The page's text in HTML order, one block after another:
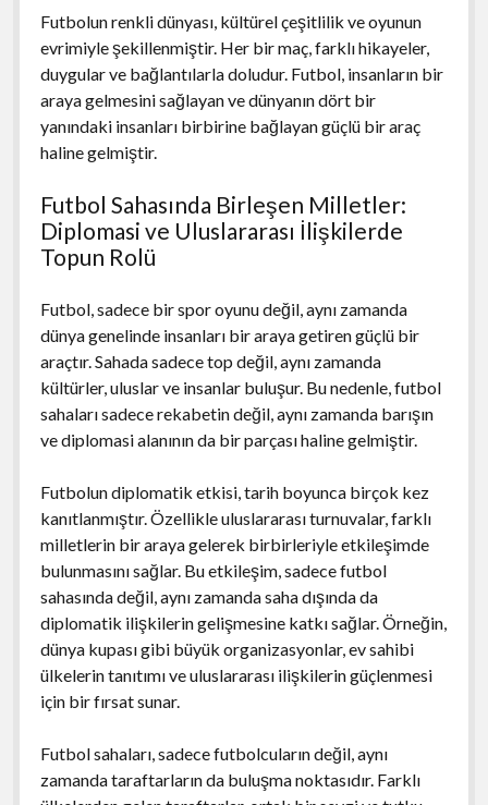
Futbolun renkli dünyası, kültürel çeşitlilik ve oyunun
evrimiyle şekillenmiştir. Her bir maç, farklı hikayeler,
duygular ve bağlantılarla doludur. Futbol, insanların bir
araya gelmesini sağlayan ve dünyanın dört bir
yanındaki insanları birbirine bağlayan güçlü bir araç
haline gelmiştir.
Futbol Sahasında Birleşen Milletler:
Diplomasi ve Uluslararası İlişkilerde
Topun Rolü
Futbol, sadece bir spor oyunu değil, aynı zamanda
dünya genelinde insanları bir araya getiren güçlü bir
araçtır. Sahada sadece top değil, aynı zamanda
kültürler, uluslar ve insanlar buluşur. Bu nedenle, futbol
sahaları sadece rekabetin değil, aynı zamanda barışın
ve diplomasi alanının da bir parçası haline gelmiştir.
Futbolun diplomatik etkisi, tarih boyunca birçok kez
kanıtlanmıştır. Özellikle uluslararası turnuvalar, farklı
milletlerin bir araya gelerek birbirleriyle etkileşimde
bulunmasını sağlar. Bu etkileşim, sadece futbol
sahasında değil, aynı zamanda saha dışında da
diplomatik ilişkilerin gelişmesine katkı sağlar. Örneğin,
dünya kupası gibi büyük organizasyonlar, ev sahibi
ülkelerin tanıtımı ve uluslararası ilişkilerin güçlenmesi
için bir fırsat sunar.
Futbol sahaları, sadece futbolcuların değil, aynı
zamanda taraftarların da buluşma noktasıdır. Farklı